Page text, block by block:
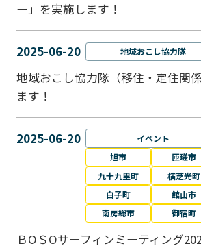
ー」を実施します！
2025-06-20 地域おこし協力隊
地域おこし協力隊（移住・定住関
ます！
2025-06-20 イベント
旭市
匝瑳市
九十九里町
横芝光町
白子町
館山市
南房総市
御宿町
ＢОＳОサーフィンミーティング